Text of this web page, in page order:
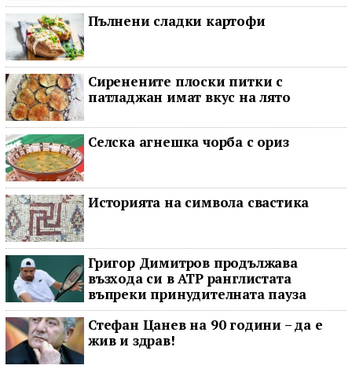
Пълнени сладки картофи
Сиренените плоски питки с
патладжан имат вкус на лято
Селска агнешка чорба с ориз
Историята на символа свастика
Григор Димитров продължава
възхода си в ATP ранглистата
въпреки принудителната пауза
Стефан Цанев на 90 години – да е
жив и здрав!